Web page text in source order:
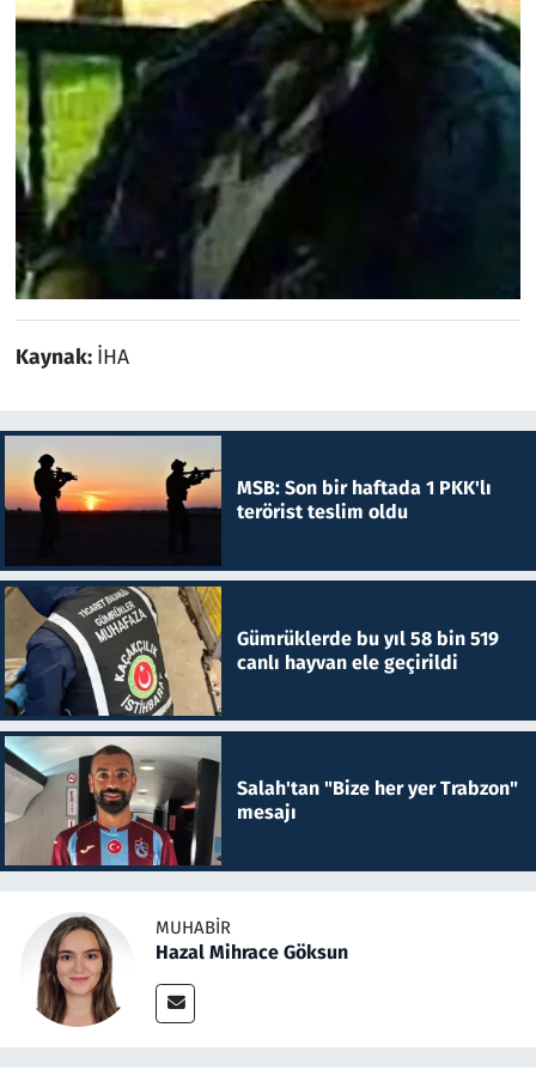
Kaynak: İHA
MSB: Son bir haftada 1 PKK'lı
terörist teslim oldu
Gümrüklerde bu yıl 58 bin 519
canlı hayvan ele geçirildi
Salah'tan "Bize her yer Trabzon"
mesajı
MUHABIR
Hazal Mihrace Göksun